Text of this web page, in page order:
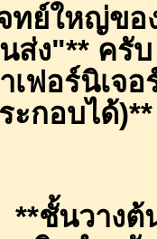
ทย์ใหญ่ขอ
ส่ง"** ครั
เฟอร์นิเจ
ะกอบได้)**
ชั้นวางต้